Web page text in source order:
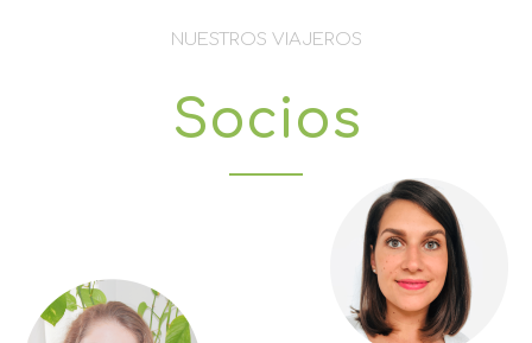
NUESTROS VIAJEROS
Socios